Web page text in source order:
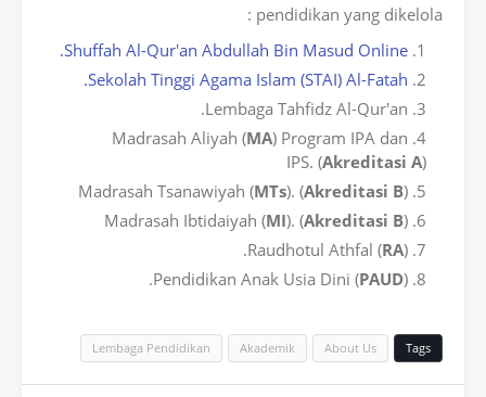
pendidikan yang dikelola :
Shuffah Al-Qur'an Abdullah Bin Masud Online.
Sekolah Tinggi Agama Islam (STAI) Al-Fatah.
Lembaga Tahfidz Al-Qur'an.
Madrasah Aliyah (MA) Program IPA dan
IPS. (Akreditasi A)
Madrasah Tsanawiyah (MTs). (Akreditasi B)
Madrasah Ibtidaiyah (MI). (Akreditasi B)
Raudhotul Athfal (RA).
Pendidikan Anak Usia Dini (PAUD).
Tags
About Us
Akademik
Lembaga Pendidikan